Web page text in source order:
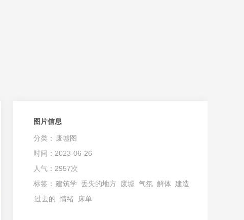
图片信息
分类：
废墟图
时间：2023-06-26
人气：2957次
标签： 建筑学 丢失的地方 废墟 气氛 解体 建造
过去的 情绪 床单